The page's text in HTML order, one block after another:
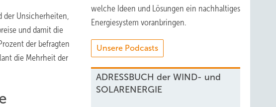
der Unsicherheiten,
und damit die
der befragten
die Mehrheit der
welche Ideen und Lösungen ein nachhaltiges
Energiesystem voranbringen.
Unsere Podcasts
ADRESSBUCH der WIND- und
SOLARENERGIE